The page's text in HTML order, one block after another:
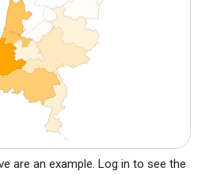
are an example. Log in to see the